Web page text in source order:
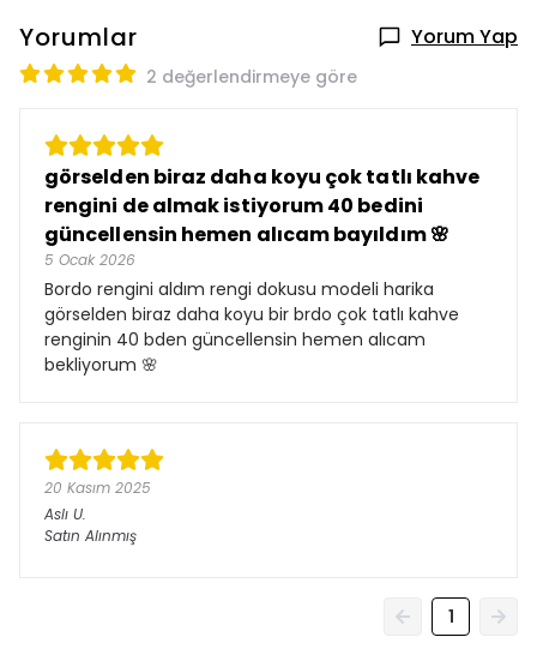
Yorumlar Yorum Yap
2 değerlendirmeye göre
görselden biraz daha koyu çok tatlı kahve
rengini de almak istiyorum 40 bedini
güncellensin hemen alıcam bayıldım 🌸
5 Ocak 2026
Bordo rengini aldım rengi dokusu modeli harika
görselden biraz daha koyu bir brdo çok tatlı kahve
renginin 40 bden güncellensin hemen alıcam
bekliyorum 🌸
20 Kasım 2025
Aslı U.
Satın Alınmış
1